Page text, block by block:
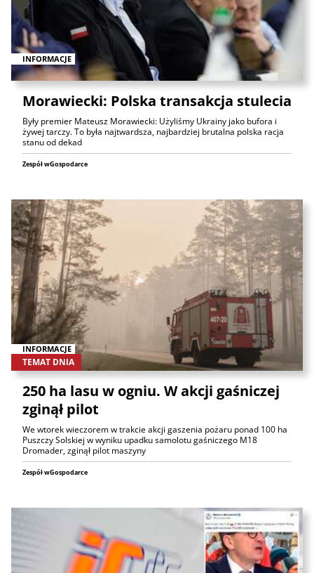
INFORMACJE
Morawiecki: Polska transakcja stulecia
Były premier Mateusz Morawiecki: Użyliśmy Ukrainy jako bufora i
żywej tarczy. To była najtwardsza, najbardziej brutalna polska racja
stanu od dekad
Zespół wGospodarce
INFORMACJE
TEMAT DNIA
250 ha lasu w ogniu. W akcji gaśniczej
zginął pilot
We wtorek wieczorem w trakcie akcji gaszenia pożaru ponad 100 ha
Puszczy Solskiej w wyniku upadku samolotu gaśniczego M18
Dromader, zginął pilot maszyny
Zespół wGospodarce